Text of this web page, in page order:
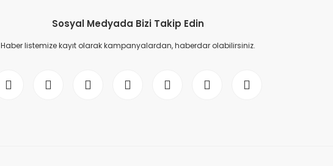
Sosyal Medyada Bizi Takip Edin
Haber listemize kayıt olarak kampanyalardan, haberdar olabilirsiniz.